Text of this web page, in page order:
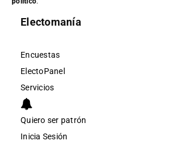
Electomanía
Encuestas
ElectoPanel
Servicios
Quiero ser patrón
Inicia Sesión